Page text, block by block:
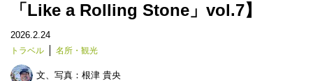
「Like a Rolling Stone」vol.7】
2026.2.24
トラベル 名所・観光
文、写真： 根津 貴央